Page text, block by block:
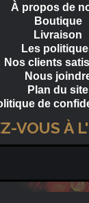
À propos de
Boutique
Livraison
Les
Nos clients
Nous
Plan du site
de
VOUS À